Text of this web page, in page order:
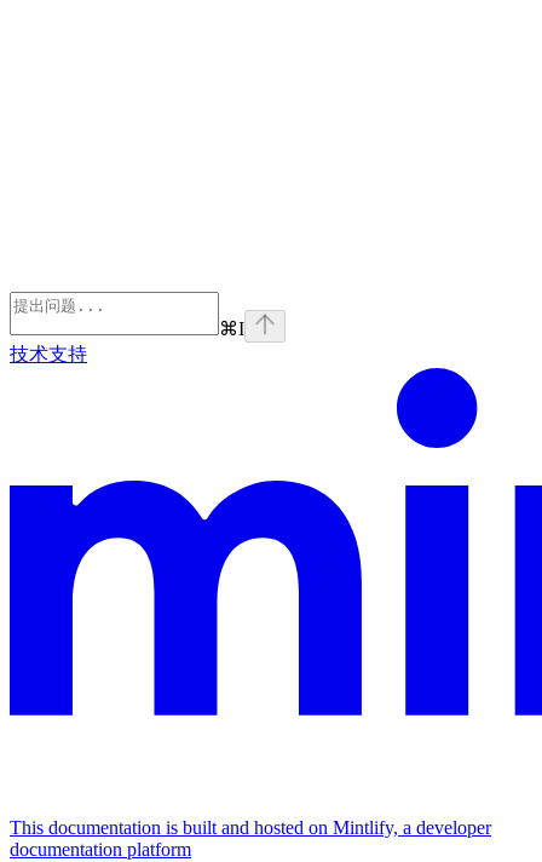
⌘I
技术支持
This documentation is built and hosted on Mintlify, a developer
documentation platform